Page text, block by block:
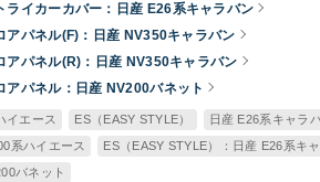
ライカーカバー：日産 E26系キャラバン
アパネル(F)：日産 NV350キャラバン
アパネル(R)：日産 NV350キャラバン
アパネル：日産 NV200バネット
イエース ES（EASY STYLE）
日産 E26系キャラ
系ハイエース
ES（EASY STYLE）：日産 E26系キ
バネット